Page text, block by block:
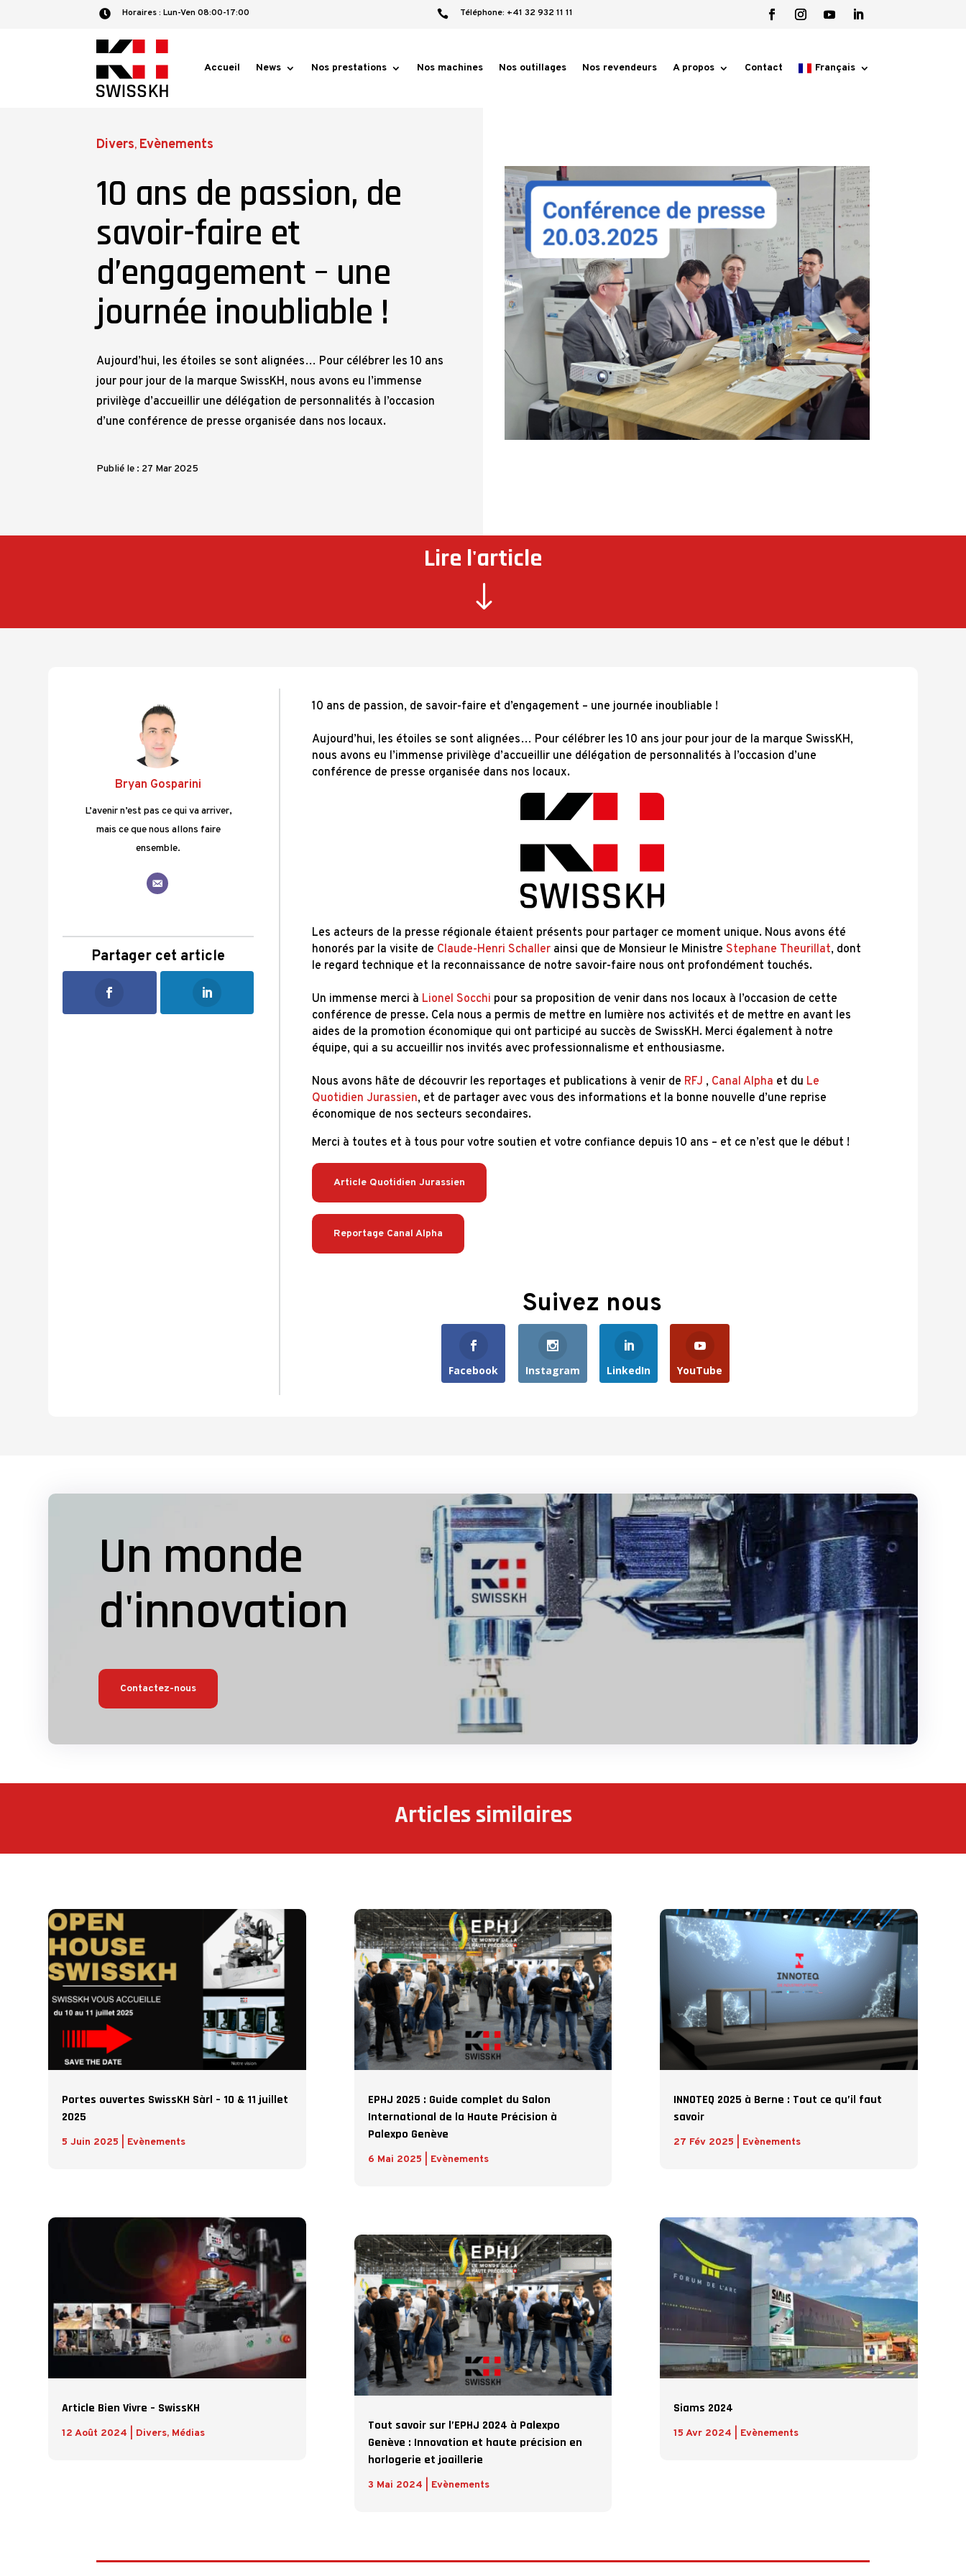
 Horaires :​ Lun-Ven 08:00-17:00  Téléphone: +41 32 932 11 11
Accueil News Nos prestations Nos machines Nos outillages Nos revendeurs A propos Contact Français
Divers, Evènements
10 ans de passion, de
savoir-faire et
d’engagement – une
journée inoubliable !
Aujourd’hui, les étoiles se sont alignées… Pour célébrer les 10 ans
jour pour jour de la marque SwissKH, nous avons eu l’immense
privilège d’accueillir une délégation de personnalités à l’occasion
d’une conférence de presse organisée dans nos locaux.
Publié le : 27 Mar 2025
Lire l'article
"
Bryan Gosparini
L’avenir n’est pas ce qui va arriver,
mais ce que nous allons faire
ensemble.
Partager cet article
10 ans de passion, de savoir-faire et d’engagement – une journée inoubliable !
Aujourd’hui, les étoiles se sont alignées… Pour célébrer les 10 ans jour pour jour de la marque SwissKH,
nous avons eu l’immense privilège d’accueillir une délégation de personnalités à l’occasion d’une
conférence de presse organisée dans nos locaux.
Les acteurs de la presse régionale étaient présents pour partager ce moment unique. Nous avons été
honorés par la visite de Claude-Henri Schaller ainsi que de Monsieur le Ministre Stephane Theurillat, dont
le regard technique et la reconnaissance de notre savoir-faire nous ont profondément touchés.
Un immense merci à Lionel Socchi pour sa proposition de venir dans nos locaux à l’occasion de cette
conférence de presse. Cela nous a permis de mettre en lumière nos activités et de mettre en avant les
aides de la promotion économique qui ont participé au succès de SwissKH. Merci également à notre
équipe, qui a su accueillir nos invités avec professionnalisme et enthousiasme.
Nous avons hâte de découvrir les reportages et publications à venir de RFJ , Canal Alpha et du Le
Quotidien Jurassien, et de partager avec vous des informations et la bonne nouvelle d’une reprise
économique de nos secteurs secondaires.
Merci à toutes et à tous pour votre soutien et votre confiance depuis 10 ans – et ce n’est que le début !
Article Quotidien Jurassien
Reportage Canal Alpha
Suivez nous
Facebook Instagram LinkedIn YouTube
Un monde
d'innovation
Contactez-nous
Articles similaires
Portes ouvertes SwissKH Sàrl – 10 & 11 juillet
2025
5 Juin 2025 Evènements
Article Bien Vivre – SwissKH
12 Août 2024 Divers, Médias
EPHJ 2025 : Guide complet du Salon
International de la Haute Précision à
Palexpo Genève
6 Mai 2025 Evènements
Tout savoir sur l’EPHJ 2024 à Palexpo
Genève : Innovation et haute précision en
horlogerie et joaillerie
3 Mai 2024 Evènements
INNOTEQ 2025 à Berne : Tout ce qu’il faut
savoir
27 Fév 2025 Evènements
Siams 2024
15 Avr 2024 Evènements